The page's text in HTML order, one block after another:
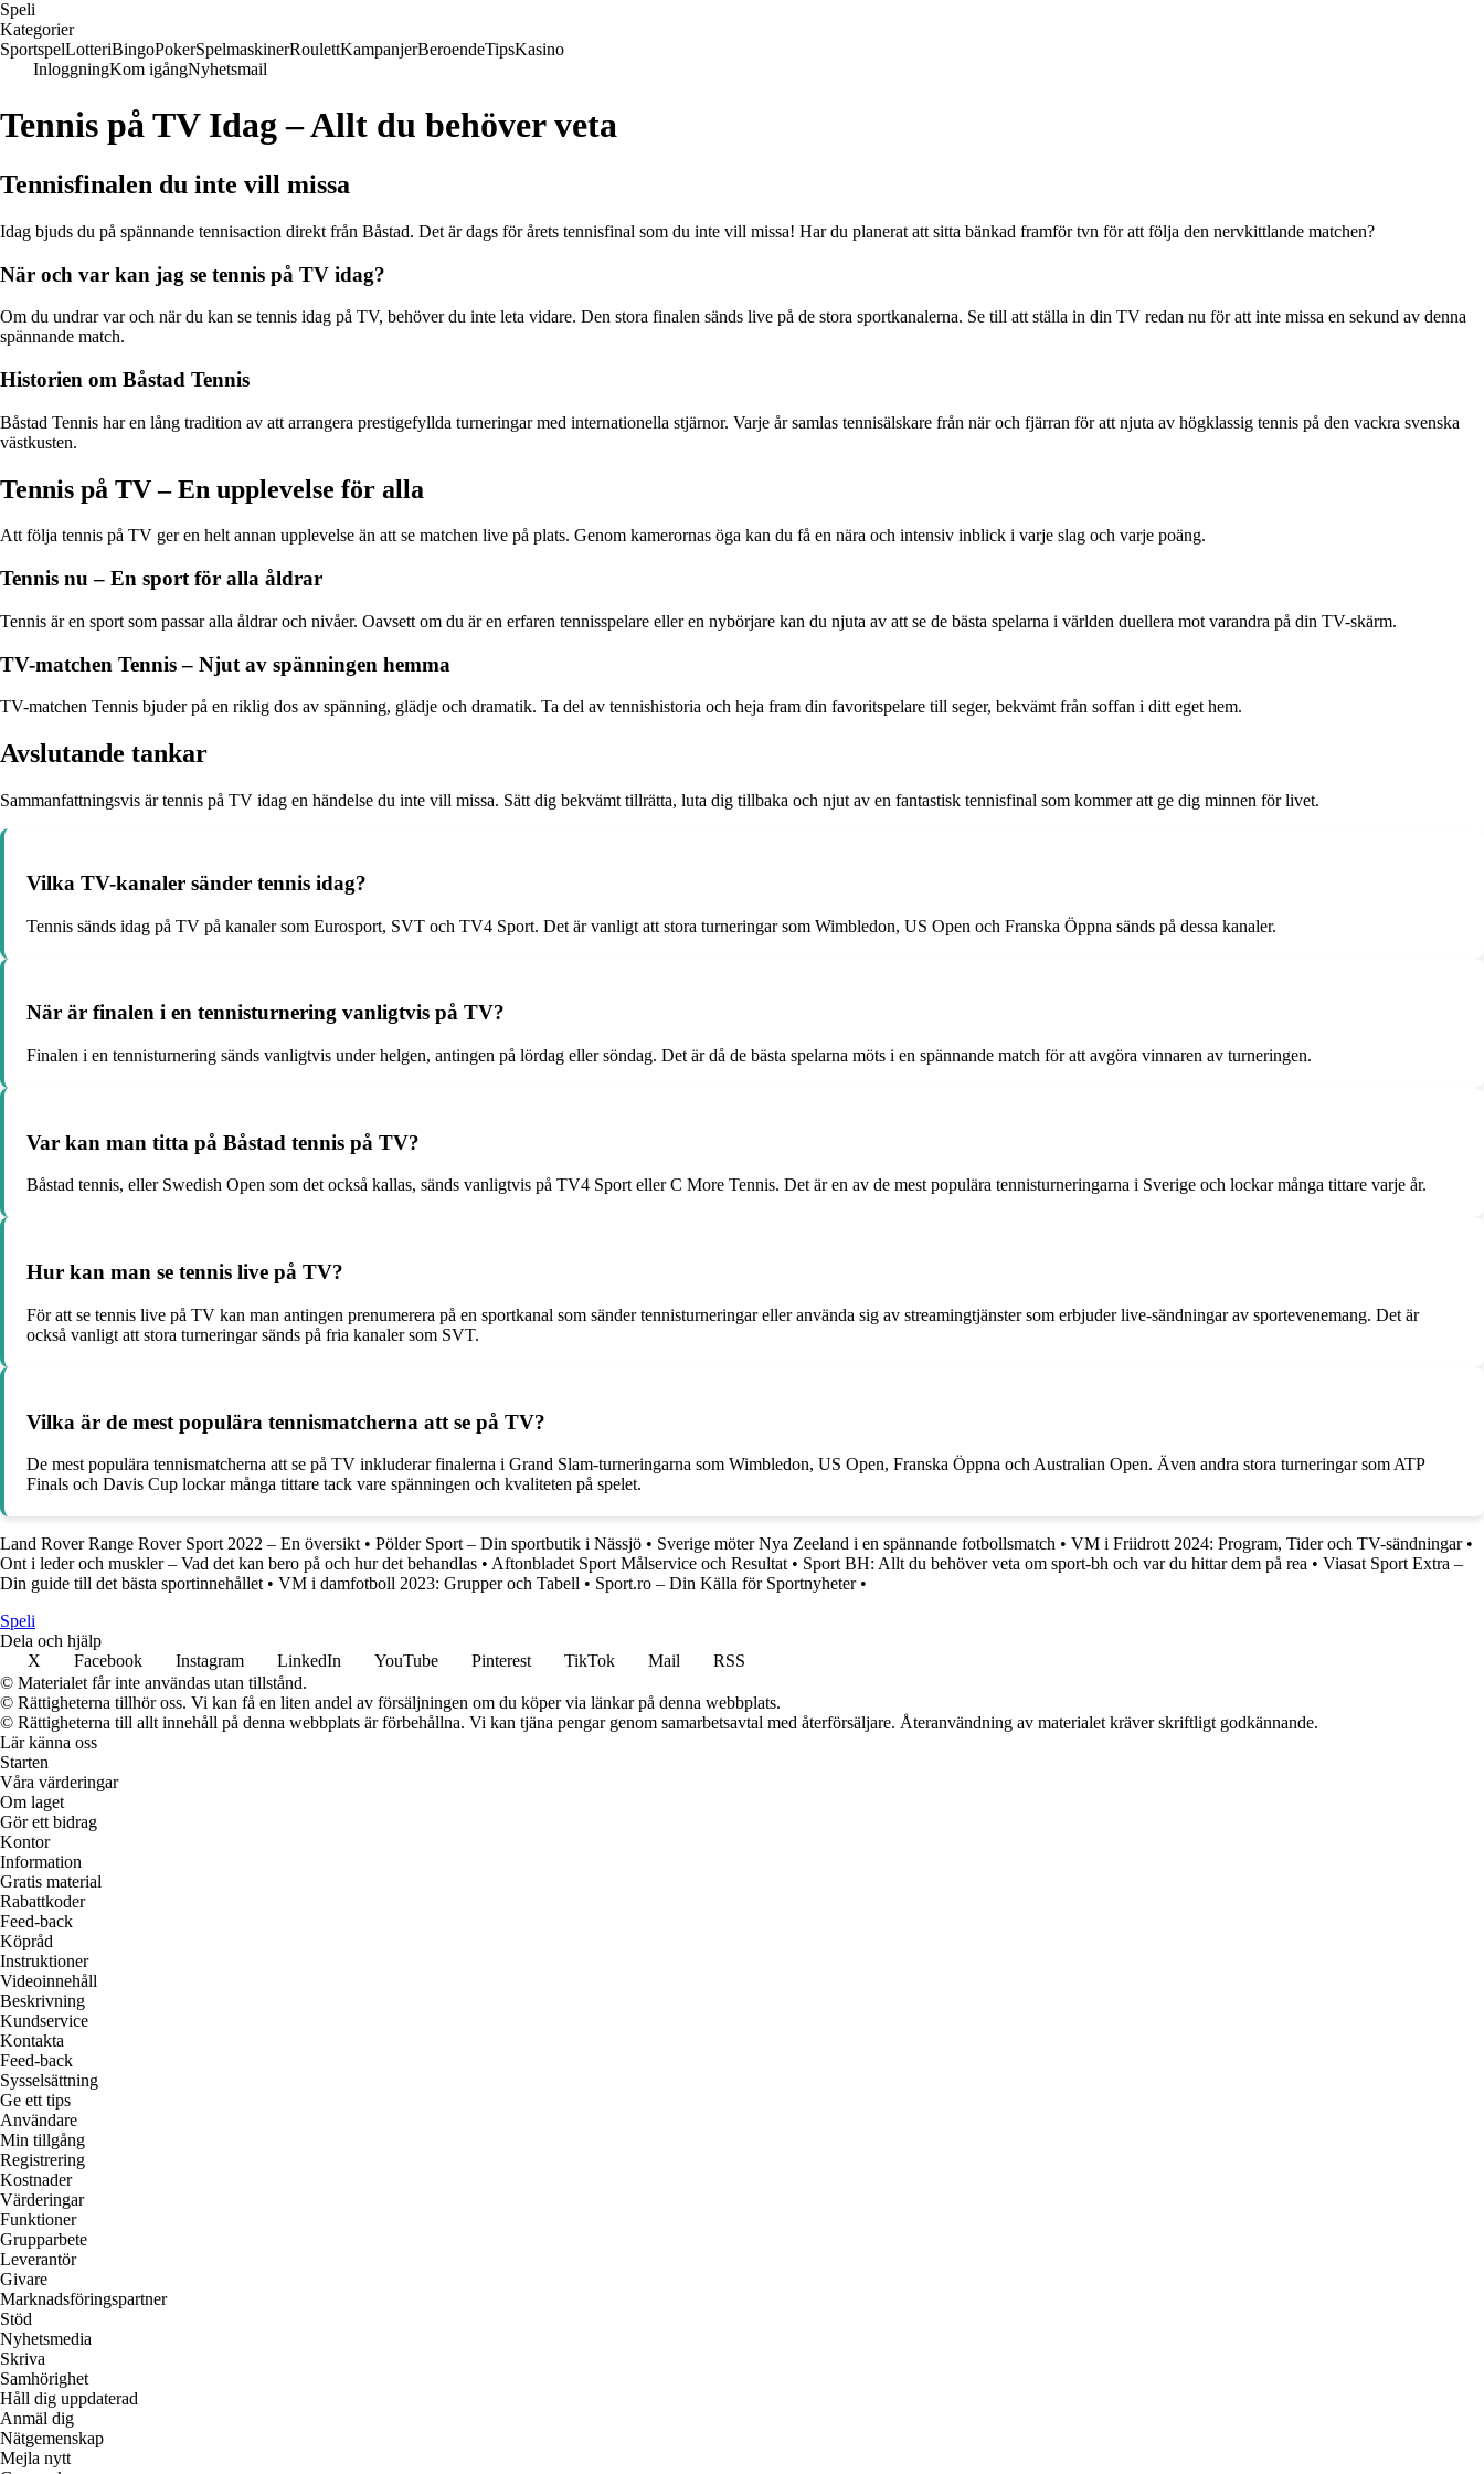
Speli
Kategorier
SportspelLotteriBingoPokerSpelmaskinerRoulettKampanjerBeroendeTipsKasino
InloggningKom igångNyhetsmail
Tennis på TV Idag – Allt du behöver veta
Tennisfinalen du inte vill missa
Idag bjuds du på spännande tennisaction direkt från Båstad. Det är dags för årets tennisfinal som du inte vill missa! Har du planerat att sitta bänkad framför tvn för att följa den nervkittlande matchen?
När och var kan jag se tennis på TV idag?
Om du undrar var och när du kan se tennis idag på TV, behöver du inte leta vidare. Den stora finalen sänds live på de stora sportkanalerna. Se till att ställa in din TV redan nu för att inte missa en sekund av denna
spännande match.
Historien om Båstad Tennis
Båstad Tennis har en lång tradition av att arrangera prestigefyllda turneringar med internationella stjärnor. Varje år samlas tennisälskare från när och fjärran för att njuta av högklassig tennis på den vackra svenska
västkusten.
Tennis på TV – En upplevelse för alla
Att följa tennis på TV ger en helt annan upplevelse än att se matchen live på plats. Genom kamerornas öga kan du få en nära och intensiv inblick i varje slag och varje poäng.
Tennis nu – En sport för alla åldrar
Tennis är en sport som passar alla åldrar och nivåer. Oavsett om du är en erfaren tennisspelare eller en nybörjare kan du njuta av att se de bästa spelarna i världen duellera mot varandra på din TV-skärm.
TV-matchen Tennis – Njut av spänningen hemma
TV-matchen Tennis bjuder på en riklig dos av spänning, glädje och dramatik. Ta del av tennishistoria och heja fram din favoritspelare till seger, bekvämt från soffan i ditt eget hem.
Avslutande tankar
Sammanfattningsvis är tennis på TV idag en händelse du inte vill missa. Sätt dig bekvämt tillrätta, luta dig tillbaka och njut av en fantastisk tennisfinal som kommer att ge dig minnen för livet.
Vilka TV-kanaler sänder tennis idag?
Tennis sänds idag på TV på kanaler som Eurosport, SVT och TV4 Sport. Det är vanligt att stora turneringar som Wimbledon, US Open och Franska Öppna sänds på dessa kanaler.
När är finalen i en tennisturnering vanligtvis på TV?
Finalen i en tennisturnering sänds vanligtvis under helgen, antingen på lördag eller söndag. Det är då de bästa spelarna möts i en spännande match för att avgöra vinnaren av turneringen.
Var kan man titta på Båstad tennis på TV?
Båstad tennis, eller Swedish Open som det också kallas, sänds vanligtvis på TV4 Sport eller C More Tennis. Det är en av de mest populära tennisturneringarna i Sverige och lockar många tittare varje år.
Hur kan man se tennis live på TV?
För att se tennis live på TV kan man antingen prenumerera på en sportkanal som sänder tennisturneringar eller använda sig av streamingtjänster som erbjuder live-sändningar av sportevenemang. Det är
också vanligt att stora turneringar sänds på fria kanaler som SVT.
Vilka är de mest populära tennismatcherna att se på TV?
De mest populära tennismatcherna att se på TV inkluderar finalerna i Grand Slam-turneringarna som Wimbledon, US Open, Franska Öppna och Australian Open. Även andra stora turneringar som ATP
Finals och Davis Cup lockar många tittare tack vare spänningen och kvaliteten på spelet.
Land Rover Range Rover Sport 2022 – En översikt • Pölder Sport – Din sportbutik i Nässjö • Sverige möter Nya Zeeland i en spännande fotbollsmatch • VM i Friidrott 2024: Program, Tider och TV-sändningar•
Ont i leder och muskler – Vad det kan bero på och hur det behandlas • Aftonbladet Sport Målservice och Resultat • Sport BH: Allt du behöver veta om sport-bh och var du hittar dem på rea • Viasat Sport Extra –
Din guide till det bästa sportinnehållet • VM i damfotboll 2023: Grupper och Tabell • Sport.ro – Din Källa för Sportnyheter•
Speli
Dela och hjälp
X
Facebook Instagram LinkedIn YouTube Pinterest TikTok Mail
RSS
© Materialet får inte användas utan tillstånd.
© Rättigheterna tillhör oss. Vi kan få en liten andel av försäljningen om du köper via länkar på denna webbplats.
© Rättigheterna till allt innehåll på denna webbplats är förbehållna. Vi kan tjäna pengar genom samarbetsavtal med återförsäljare. Återanvändning av materialet kräver skriftligt godkännande.
Lär känna oss
Starten
Våra värderingar
Om laget
Gör ett bidrag
Kontor
Information
Gratis material
Rabattkoder
Feed-back
Köpråd
Instruktioner
Videoinnehåll
Beskrivning
Kundservice
Kontakta
Feed-back
Sysselsättning
Ge ett tips
Användare
Min tillgång
Registrering
Kostnader
Värderingar
Funktioner
Grupparbete
Leverantör
Givare
Marknadsföringspartner
Stöd
Nyhetsmedia
Skriva
Samhörighet
Håll dig uppdaterad
Anmäl dig
Nätgemenskap
Mejla nytt